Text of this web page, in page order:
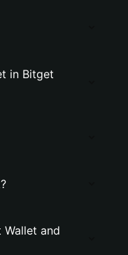
in Bitget
and